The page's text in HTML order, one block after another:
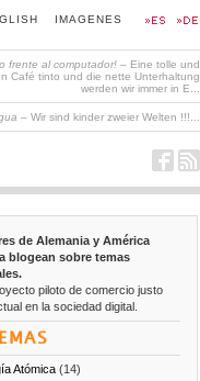
IMAGENES
frente al computador!– Eine tolle und
Café tinto und die nette Unterhaltung
werden wir immer in E...
– Wir sind kinder zweier Welten !!!...
de Alemania y América
blogean sobre temas
piloto de comercio justo
en la sociedad digital.
Atómica(14)